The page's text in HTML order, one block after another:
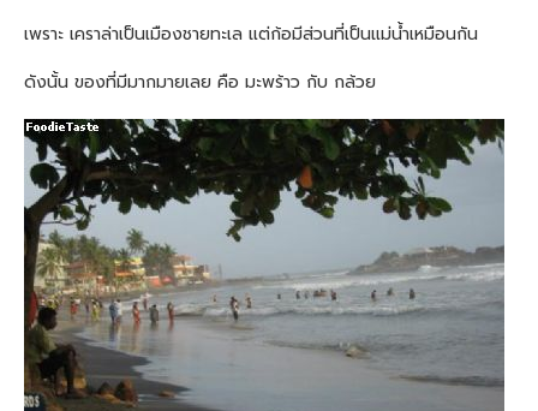
เพราะ เคราล่าเป็นเมืองชายทะเล แต่ก้อมีส่วนที่เป็นแม่น้ำเหมือนกัน
ดังนั้น ของที่มีมากมายเลย คือ มะพร้าว กับ กล้วย